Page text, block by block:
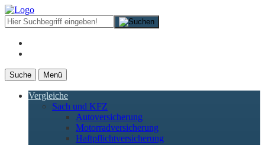
Suche Menü
Vergleiche
Sach und KFZ
Autoversicherung
Motorradversicherung
Haftpflichtversicherung